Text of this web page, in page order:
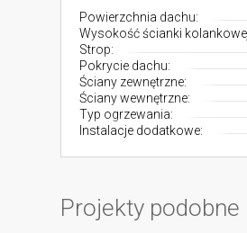
Powierzchnia dachu:
Wysokość ścianki
Strop:
Pokrycie dachu:
Ściany zewnętrzne:
Ściany wewnętrzne:
Typ ogrzewania:
Instalacje dodatkowe:
Projekty